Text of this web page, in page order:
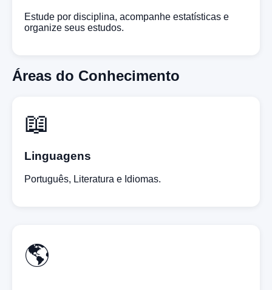
Estude por disciplina, acompanhe estatísticas e
organize seus estudos.
Áreas do Conhecimento
📖
Linguagens
Português, Literatura e Idiomas.
🌎